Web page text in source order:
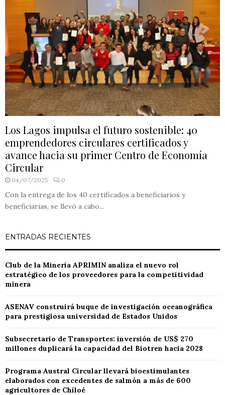
Los Lagos impulsa el futuro sostenible: 40
emprendedores circulares certificados y
avance hacia su primer Centro de Economía
Circular
04/07/2025 0
Con la entrega de los 40 certificados a beneficiarios y
beneficiarias, se llevó a cabo...
ENTRADAS RECIENTES
Club de la Minería APRIMIN analiza el nuevo rol
estratégico de los proveedores para la competitividad
minera
ASENAV construirá buque de investigación oceanográfica
para prestigiosa universidad de Estados Unidos
Subsecretario de Transportes: inversión de US$ 270
millones duplicará la capacidad del Biotren hacia 2028
Programa Austral Circular llevará bioestimulantes
elaborados con excedentes de salmón a más de 600
agricultores de Chiloé